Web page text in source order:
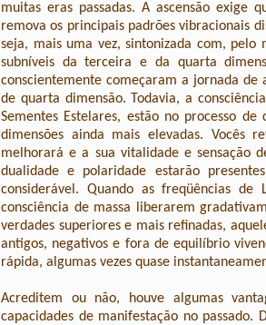
muitas eras passadas. A ascensão exige
remova os principais padrões vibracionais
seja, mais uma vez, sintonizada com, pelo
subníveis da terceira e da quarta
conscientemente começaram a jornada de
de quarta dimensão. Todavia, a
Sementes Estelares, estão no processo
dimensões ainda mais elevadas. Vocês
melhorará e a sua vitalidade e sensação
dualidade e polaridade estarão
considerável. Quando as freqüências
consciência de massa liberarem
verdades superiores e mais refinadas,
antigos, negativos e fora de equilíbrio
rápida, algumas vezes quase
Acreditem ou não, houve algumas
capacidades de manifestação no passado.